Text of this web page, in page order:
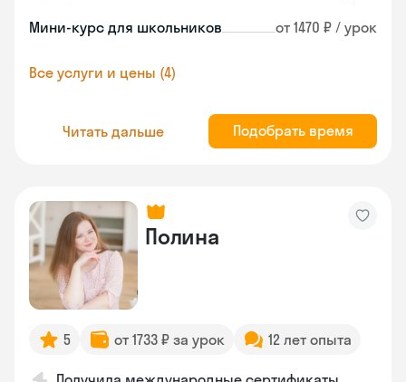
Мини-курс для школьников от 1470 ₽ / урок
Все услуги и цены (4)
Читать дальше Подобрать время
Полина
5 от 1733 ₽ за урок 12 лет опыта